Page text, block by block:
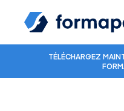
TÉLÉCHARGEZ